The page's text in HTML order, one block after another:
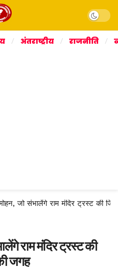
Dark
अंतराष्ट्रीय राजनीति
जो संभालेंगे राम मंदिर ट्रस्ट की
राम मंदिर ट्रस्ट की
जगह